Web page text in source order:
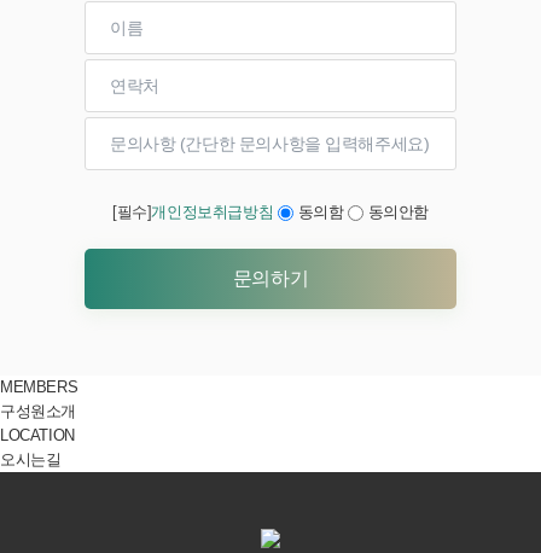
[필수]개인정보취급방침 동의함 동의안함
문의하기
MEMBERS
구성원소개
LOCATION
오시는길